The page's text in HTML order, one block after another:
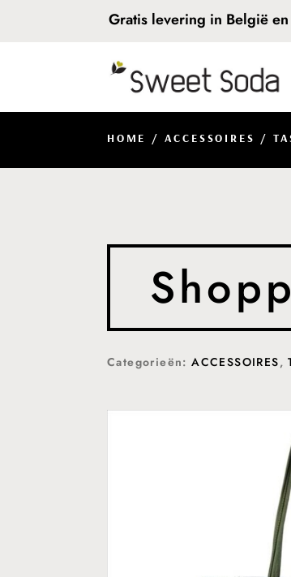
Gratis levering in België
HOME / ACCESSOIRES /
Categorieën:ACCESSOIRES,